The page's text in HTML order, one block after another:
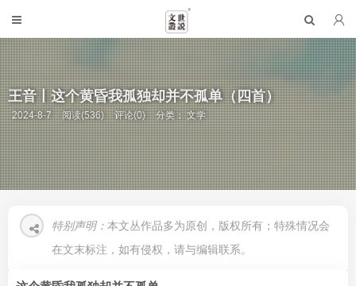
王音丨这个黄昏我孤独却并不孤单（四首）
2024-8-7 阅读(536) 评论(0) 分类：文学
特别声明： 本文丛作品多为原创，版权所有；特殊情况会
在文末标注，如有侵权，请与编辑联系。